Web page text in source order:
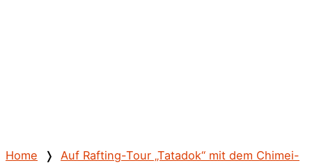
Home ❭ Auf Rafting-Tour „Tatadok“ mit dem Chimei-